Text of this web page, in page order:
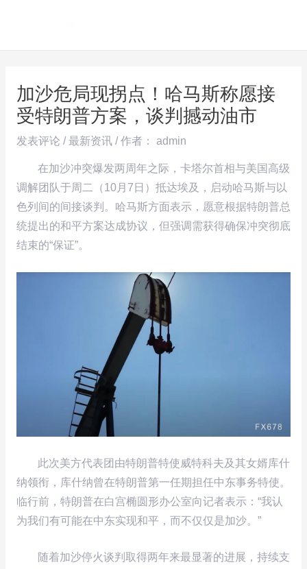
加沙危局现拐点！哈马斯称愿接
受特朗普方案，谈判撼动油市
发表评论 /最新资讯/ 作者： admin
在加沙冲突爆发两周年之际，卡塔尔首相与美国高级
调解团队于周二（10月7日）抵达埃及，启动哈马斯与以
色列间的间接谈判。哈马斯方面表示，愿意根据特朗普总
统提出的和平方案达成协议，但强调需获得确保冲突彻底
结束的“保证”。
此次美方代表团由特朗普特使威特科夫及其女婿库什
纳领衔，库什纳曾在特朗普第一任期担任中东事务特使。
临行前，特朗普在白宫椭圆形办公室向记者表示：“我认
为我们有可能在中东实现和平，而不仅仅是加沙。”
随着加沙停火谈判取得两年来最显著的进展，持续支